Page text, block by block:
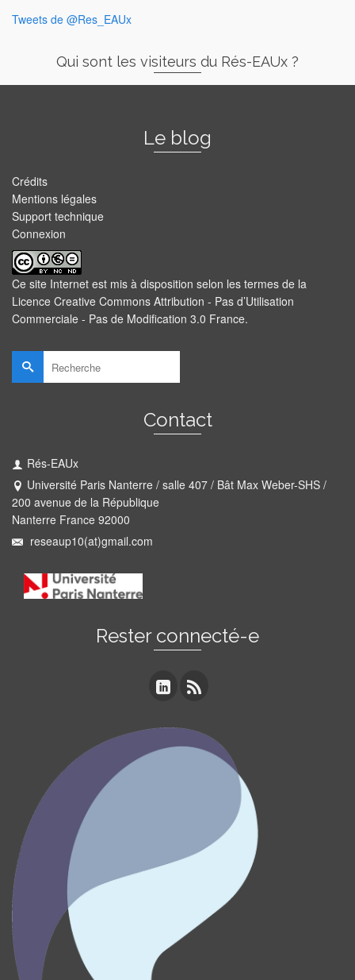
Tweets de @Res_EAUx
Qui sont les visiteurs du Rés-EAUx ?
Le blog
Crédits
Mentions légales
Support technique
Connexion
Ce site Internet est mis à disposition selon les termes de la
Licence Creative Commons Attribution - Pas d’Utilisation
Commerciale - Pas de Modification 3.0 France.
Rechercher :
Contact
Rés-EAUx
Université Paris Nanterre / salle 407 / Bât Max Weber-SHS /
200 avenue de la République
Nanterre France 92000
reseaup10(at)gmail.com
Rester connecté-e